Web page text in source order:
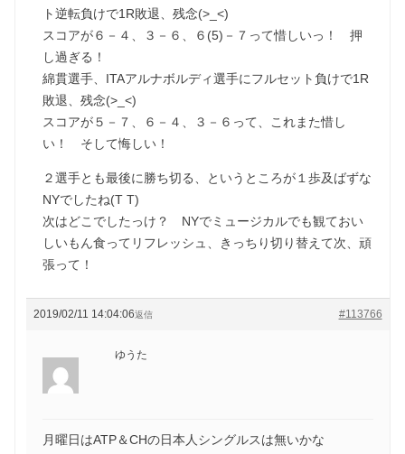
ト逆転負けで1R敗退、残念(>_<)
スコアが６－４、３－６、６(5)－７って惜しいっ！ 押
し過ぎる！
綿貫選手、ITAアルナボルディ選手にフルセット負けで1R
敗退、残念(>_<)
スコアが５－７、６－４、３－６って、これまた惜し
い！ そして悔しい！
２選手とも最後に勝ち切る、というところが１歩及ばずな
NYでしたね(T T)
次はどこでしたっけ？ NYでミュージカルでも観ておい
しいもん食ってリフレッシュ、きっちり切り替えて次、頑
張って！
2019/02/11 14:04:06 #113766
返信
ゆうた
月曜日はATP＆CHの日本人シングルスは無いかな